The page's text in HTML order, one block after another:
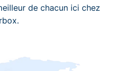
de chacun ici chez